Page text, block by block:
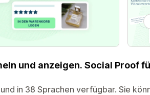
und anzeigen. Social Proof
in 38 Sprachen verfügbar. Sie